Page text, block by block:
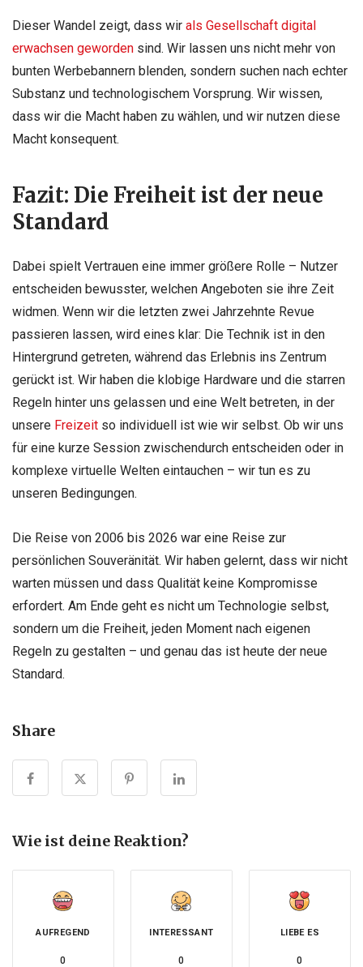
Dieser Wandel zeigt, dass wir als Gesellschaft digital
erwachsen geworden sind. Wir lassen uns nicht mehr von
bunten Werbebannern blenden, sondern suchen nach echter
Substanz und technologischem Vorsprung. Wir wissen,
dass wir die Macht haben zu wählen, und wir nutzen diese
Macht konsequent.
Fazit: Die Freiheit ist der neue
Standard
Dabei spielt Vertrauen eine immer größere Rolle – Nutzer
entscheiden bewusster, welchen Angeboten sie ihre Zeit
widmen. Wenn wir die letzten zwei Jahrzehnte Revue
passieren lassen, wird eines klar: Die Technik ist in den
Hintergrund getreten, während das Erlebnis ins Zentrum
gerückt ist. Wir haben die klobige Hardware und die starren
Regeln hinter uns gelassen und eine Welt betreten, in der
unsere Freizeit so individuell ist wie wir selbst. Ob wir uns
für eine kurze Session zwischendurch entscheiden oder in
komplexe virtuelle Welten eintauchen – wir tun es zu
unseren Bedingungen.
Die Reise von 2006 bis 2026 war eine Reise zur
persönlichen Souveränität. Wir haben gelernt, dass wir nicht
warten müssen und dass Qualität keine Kompromisse
erfordert. Am Ende geht es nicht um Technologie selbst,
sondern um die Freiheit, jeden Moment nach eigenen
Regeln zu gestalten – und genau das ist heute der neue
Standard.
Share
Wie ist deine Reaktion?
AUFREGEND
0
INTERESSANT
0
LIEBE ES
0